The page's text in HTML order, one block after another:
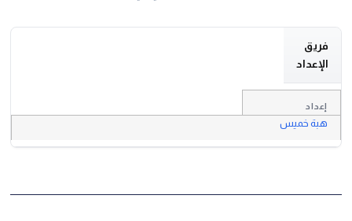
فريق
الإعداد
إعداد
هبة خميس